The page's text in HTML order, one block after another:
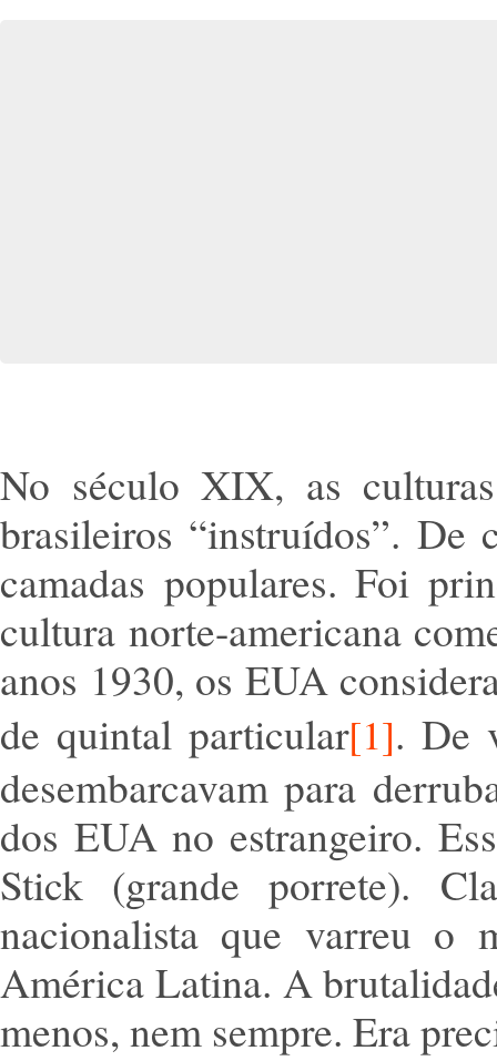
No século XIX, as
brasileiros “instruídos”. De
camadas populares. Foi
cultura norte-americana
anos 1930, os EUA
de quintal particular[1]. De
desembarcavam para
dos EUA no estrangeiro.
Stick (grande porrete).
nacionalista que varreu o
América Latina. A
menos, nem sempre. Era